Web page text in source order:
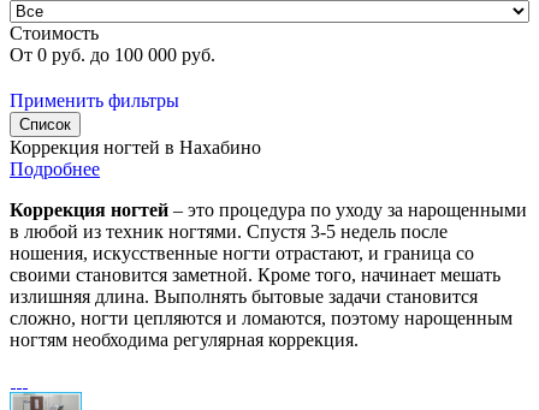
Стоимость
От 0 руб. до 100 000 руб.
Применить фильтры
Список
Коррекция ногтей в Нахабино
Подробнее
Коррекция ногтей – это процедура по уходу за нарощенными
в любой из техник ногтями. Спустя 3-5 недель после
ношения, искусственные ногти отрастают, и граница со
своими становится заметной. Кроме того, начинает мешать
излишняя длина. Выполнять бытовые задачи становится
сложно, ногти цепляются и ломаются, поэтому нарощенным
ногтям необходима регулярная коррекция.